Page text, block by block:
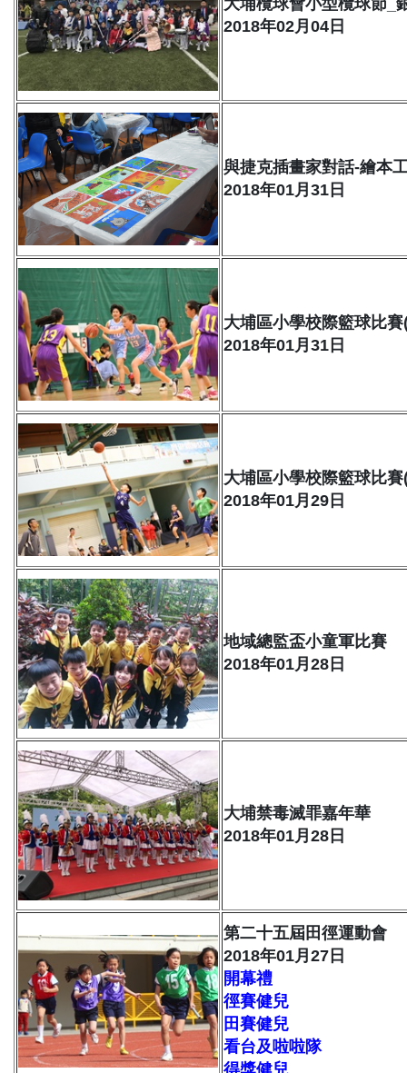
2018年02月04日
與捷克插畫家對話-繪本
2018年01月31日
大埔區小學校際籃球比
2018年01月31日
大埔區小學校際籃球比
2018年01月29日
地域總監盃小童軍比賽
2018年01月28日
大埔禁毒滅罪嘉年華
2018年01月28日
第二十五屆田徑運動會
2018年01月27日
開幕禮
徑賽健兒
田賽健兒
看台及啦啦隊
得獎健兒